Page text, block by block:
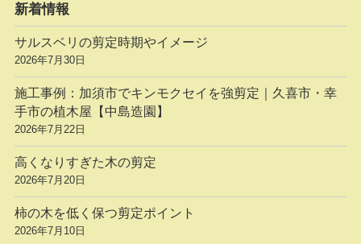
新着情報
サルスベリの剪定時期やイメージ
2026年7月30日
施工事例：加須市でキンモクセイを強剪定｜久喜市・幸
手市の植木屋【中島造園】
2026年7月22日
高くなりすぎた木の剪定
2026年7月20日
柿の木を低く保つ剪定ポイント
2026年7月10日